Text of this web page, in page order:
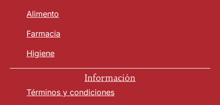
Alimento
Farmacia
Higiene
Información
Términos y condiciones